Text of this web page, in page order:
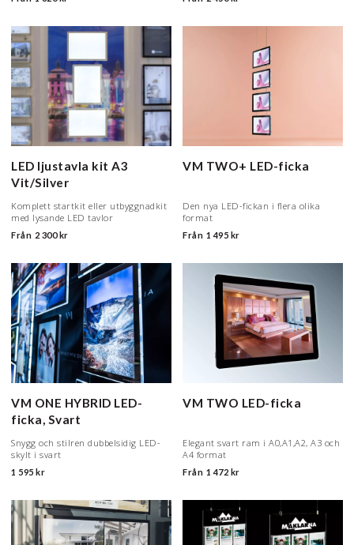
LED ljustavla kit A3
Vit/Silver
Komplett startkit eller utbyggnadkit
med lysande LED tavlor
Från 2 300 kr
VM TWO+ LED-ficka
Den nya LED-fickan i flera olika
format
Från 1 495 kr
VM ONE HYBRID LED-
ficka, Svart
Snygg och stilren dubbelsidig LED-
skylt i svart
1 595 kr
VM TWO LED-ficka
Elegant svart ram i A0,A1,A2, A3 och
A4 format
Från 1 472 kr